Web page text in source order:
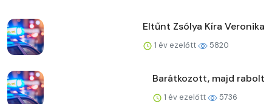
Eltűnt Zsólya Kíra Veronika
1 év ezelőtt 5820
Barátkozott, majd rabolt
1 év ezelőtt 5736